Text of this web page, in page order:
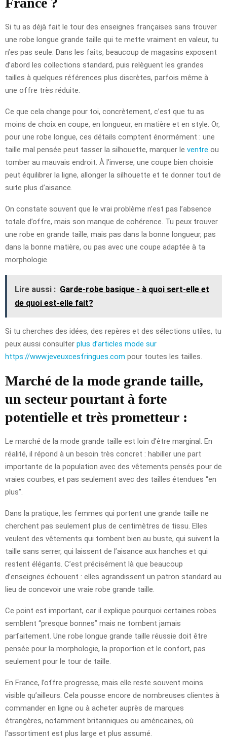
Si tu as déjà fait le tour des enseignes françaises sans trouver
une robe longue grande taille qui te mette vraiment en valeur, tu
n’es pas seule. Dans les faits, beaucoup de magasins exposent
d’abord les collections standard, puis relèguent les grandes
tailles à quelques références plus discrètes, parfois même à
une offre très réduite.
Ce que cela change pour toi, concrètement, c’est que tu as
moins de choix en coupe, en longueur, en matière et en style. Or,
pour une robe longue, ces détails comptent énormément : une
taille mal pensée peut tasser la silhouette, marquer le ventre ou
tomber au mauvais endroit. À l’inverse, une coupe bien choisie
peut équilibrer la ligne, allonger la silhouette et te donner tout de
suite plus d’aisance.
On constate souvent que le vrai problème n’est pas l’absence
totale d’offre, mais son manque de cohérence. Tu peux trouver
une robe en grande taille, mais pas dans la bonne longueur, pas
dans la bonne matière, ou pas avec une coupe adaptée à ta
morphologie.
Lire aussi : Garde-robe basique - à quoi sert-elle et
de quoi est-elle fait?
Si tu cherches des idées, des repères et des sélections utiles, tu
peux aussi consulter plus d’articles mode sur
https://www.jeveuxcesfringues.com pour toutes les tailles.
Marché de la mode grande taille,
un secteur pourtant à forte
potentielle et très prometteur :
Le marché de la mode grande taille est loin d’être marginal. En
réalité, il répond à un besoin très concret : habiller une part
importante de la population avec des vêtements pensés pour de
vraies courbes, et pas seulement avec des tailles étendues “en
plus”.
Dans la pratique, les femmes qui portent une grande taille ne
cherchent pas seulement plus de centimètres de tissu. Elles
veulent des vêtements qui tombent bien au buste, qui suivent la
taille sans serrer, qui laissent de l’aisance aux hanches et qui
restent élégants. C’est précisément là que beaucoup
d’enseignes échouent : elles agrandissent un patron standard au
lieu de concevoir une vraie robe grande taille.
Ce point est important, car il explique pourquoi certaines robes
semblent “presque bonnes” mais ne tombent jamais
parfaitement. Une robe longue grande taille réussie doit être
pensée pour la morphologie, la proportion et le confort, pas
seulement pour le tour de taille.
En France, l’offre progresse, mais elle reste souvent moins
visible qu’ailleurs. Cela pousse encore de nombreuses clientes à
commander en ligne ou à acheter auprès de marques
étrangères, notamment britanniques ou américaines, où
l’assortiment est plus large et plus assumé.